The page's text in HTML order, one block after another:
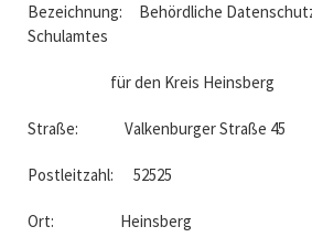
Bezeichnung: Behördliche
Schulamtes
für den Kreis Heinsberg
Straße: Valkenburger Straße 45
Postleitzahl: 52525
Ort: Heinsberg